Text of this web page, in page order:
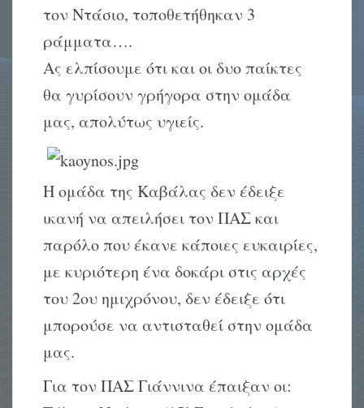
τον Ντάσιο, τοποθετήθηκαν 3
ράμματα….
Ας ελπίσουμε ότι και οι δυο παίκτες
θα γυρίσουν γρήγορα στην ομάδα
μας, απολύτως υγιείς.
Η ομάδα της Καβάλας δεν έδειξε
ικανή να απειλήσει τον ΠΑΣ και
παρόλο που έκανε κάποιες ευκαιρίες,
με κυριότερη ένα δοκάρι στις αρχές
του 2ου ημιχρόνου, δεν έδειξε ότι
μπορούσε να αντισταθεί στην ομάδα
μας.
Για τον ΠΑΣ Γιάννινα έπαιξαν οι: